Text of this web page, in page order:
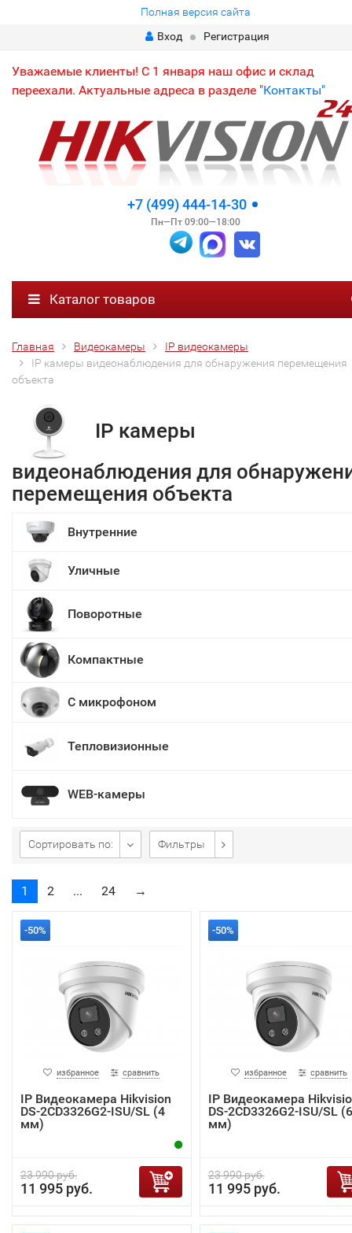
Полная версия сайта
Вход
Регистрация
Уважаемые клиенты! С 1 января наш офис и склад
переехали. Актуальные адреса в разделе "Контакты"
+7 (499) 444-14-30
Пн—Пт 09:00—18:00
Каталог товаров
Главная Видеокамеры
IP видеокамеры
IP камеры видеонаблюдения для обнаружения перемещения
объекта
IP камеры
видеонаблюдения для
перемещения объекта
Внутренние
Уличные
Поворотные
Компактные
С микрофоном
Тепловизионные
WEB-камеры
Сортировать по: Фильтры
1 2 ... 24 →
-50%
избранное сравнить
IP Видеокамера Hikvision
DS-2CD3326G2-ISU/SL (4
мм)
23 990 руб.
11 995 руб.
-50%
избранное сравнить
IP Видеокамера
DS-2CD3326G2-ISU/SL (6
мм)
23 990 руб.
11 995 руб.